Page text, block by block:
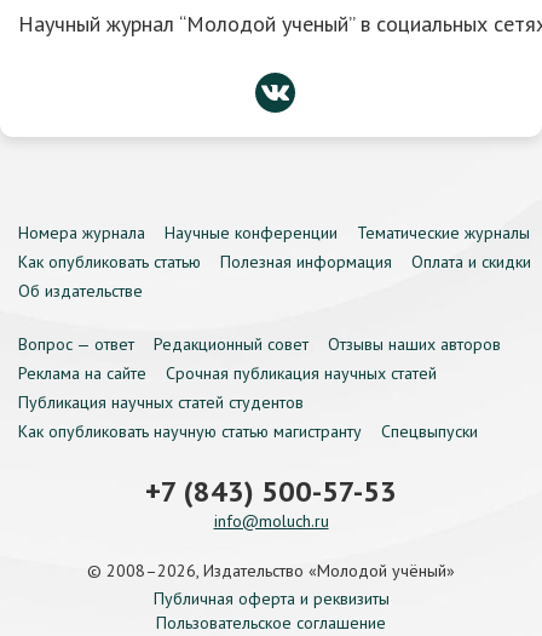
Научный журнал “Молодой ученый” в социальных
Номера журнала Научные конференции
Тематические журналы
Как опубликовать статью
Полезная информация
Оплата и скидки
Об издательстве
Вопрос — ответ Редакционный совет
Отзывы наших авторов
Реклама на сайте
Срочная публикация научных статей
Публикация научных статей студентов
Как опубликовать научную статью магистранту
Спецвыпуски
+7 (843) 500-57-53
info@moluch.ru
© 2008–2026, Издательство «Молодой учёный»
Публичная оферта и реквизиты
Пользовательское соглашение